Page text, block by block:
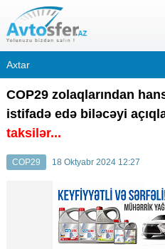
COP29 zolaqlarından
istifadə edə biləcəyi
taksilər...
COP29 18 Oktyabr 2024 12:27